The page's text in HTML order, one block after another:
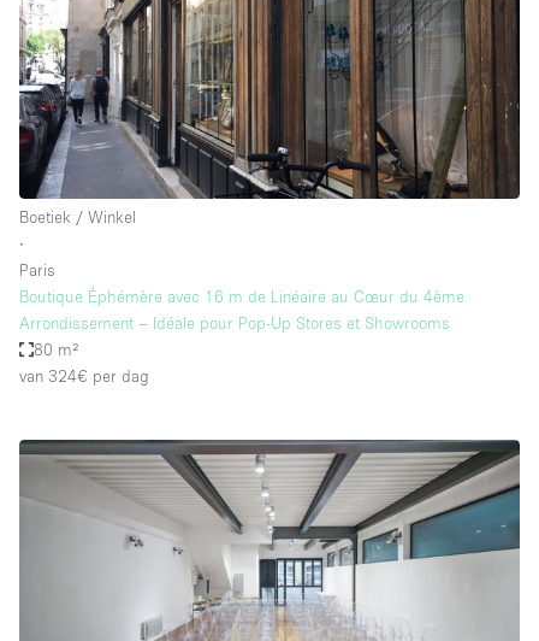
Boetiek / Winkel
∙
Paris
Boutique Éphémère avec 16 m de Linéaire au Cœur du 4ème
Arrondissement – ​​Idéale pour Pop-Up Stores et Showrooms
80 m²
van 324€ per dag